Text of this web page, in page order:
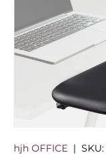
hjh OFFICE | SKU: